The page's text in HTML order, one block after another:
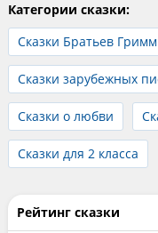
Категории сказки:
Сказки Братьев Гримм
Сказки зарубежных
Сказки о любви
Сказки для 2 класса
Рейтинг сказки